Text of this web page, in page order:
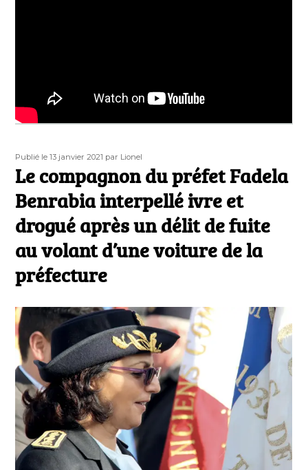
Publié
le
Publié le 13 janvier 2021 Auteur
par Lionel
Le compagnon du préfet Fadela
Benrabia interpellé ivre et
drogué après un délit de fuite
au volant d’une voiture de la
préfecture